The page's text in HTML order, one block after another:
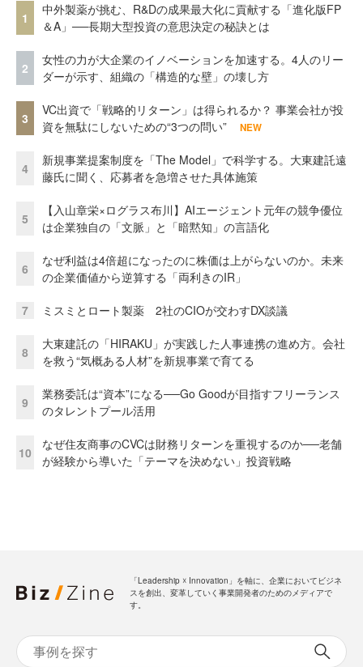
1
中外製薬が挑む、R&Dの成果最大化に貢献する「進化版FP
＆A」──長期大型投資の意思決定の秘訣とは
2
女性の力が大企業のイノベーションを加速する。4人のリー
ダーが示す、組織の「構造的な壁」の壊し方
3
VC出資で「戦略的リターン」は得られるか？ 事業会社が投
資を無駄にしないための“3つの問い”
NEW
4
新規事業提案制度を「The Model」で科学する。大東建託遠
藤氏に聞く、応募者を急増させた具体施策
5
【入山章栄×ログラス布川】AIエージェント元年の競争優位
は企業独自の「文脈」と「暗黙知」の言語化
6
なぜ利益は4倍超になったのに株価は上がらないのか。未来
の企業価値から逆算する「両利きのIR」
7 ミスミとロート製薬 2社のCIOが交わすDX談議
8
大東建託の「HIRAKU」が実践した人事連携の進め方。会社
を救う“気概ある人材”を新規事業で育てる
9
業務委託は“資本”になる──Go Goodが目指すフリーランス
のタレントプール活用
10
なぜ住友商事のCVCは財務リターンを重視するのか──老舗
が経験から導いた「テーマを決めない」投資戦略
「Leadership ☓ Innovation」を軸に、企業においてビジネ
スを創出、変革していく事業開発者のためのメディアで
す。